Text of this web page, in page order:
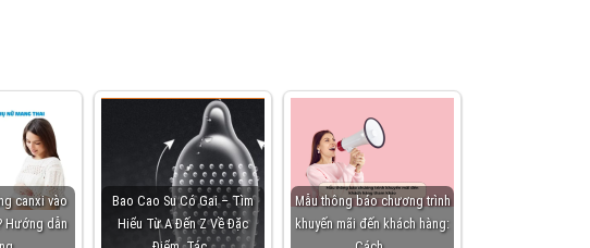
canxi vào
Hướng dẫn
Bao Cao Su Có Gai – Tìm
Hiểu Từ A Đến Z Về Đặc
Mẫu thông báo chương trình
khuyến mãi đến khách hàng: